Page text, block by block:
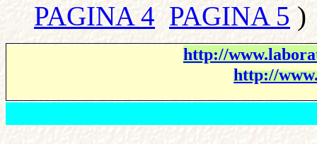
PAGINA 4 PAGINA 5 )
http://
http://